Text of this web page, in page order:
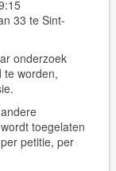
33 te Sint-
onderzoek
te worden,
toegelaten
petitie, per